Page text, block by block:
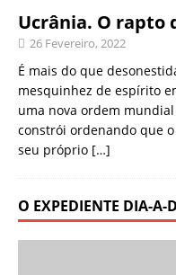
Ucrânia. O rapto
26 Fevereiro, 2022
É mais do que
mesquinhez de espírito
uma nova ordem
constrói ordenando que
seu próprio […]
O EXPEDIENTE DIA-A-